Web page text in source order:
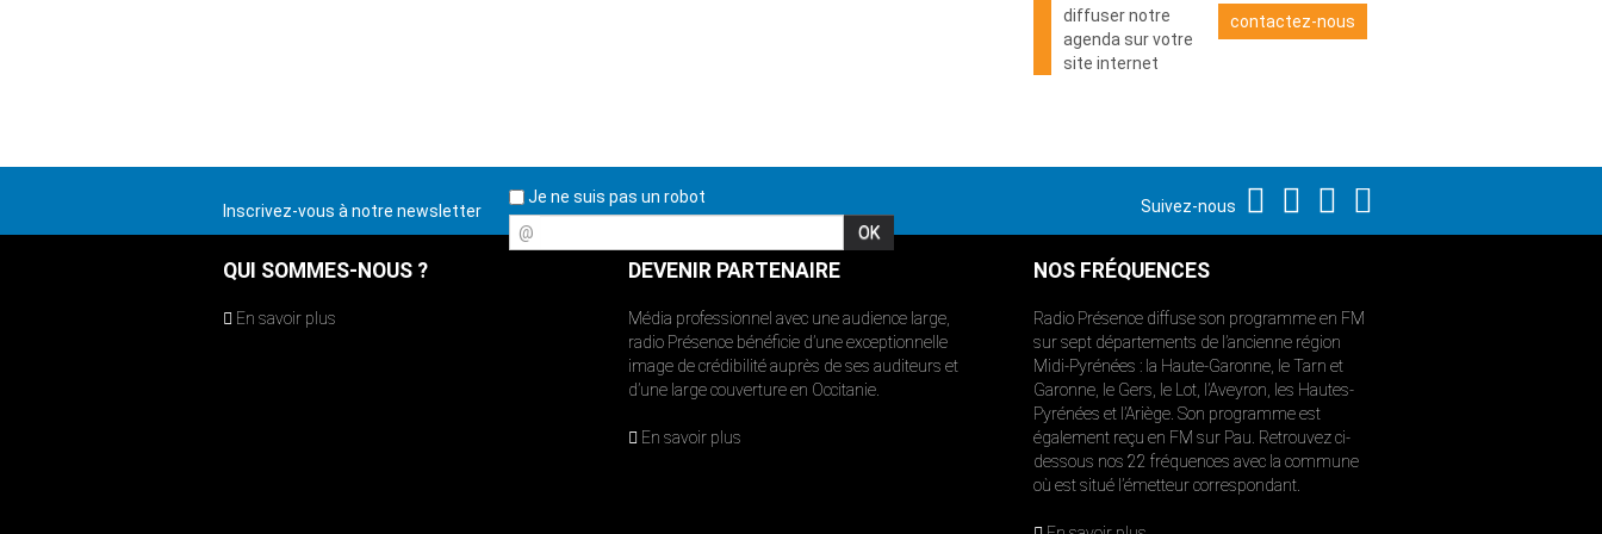
diffuser notre
agenda sur votre
site internet
contactez-nous
Inscrivez-vous à notre newsletter
Je ne suis pas un robot
@
Suivez-nous
QUI SOMMES-NOUS ?
En savoir plus
DEVENIR PARTENAIRE
Média professionnel avec une audience large,
radio Présence bénéficie d’une exceptionnelle
image de crédibilité auprès de ses auditeurs et
d’une large couverture en Occitanie.
En savoir plus
NOS FRÉQUENCES
Radio Présence diffuse son programme en FM
sur sept départements de l’ancienne région
Midi-Pyrénées : la Haute-Garonne, le Tarn et
Garonne, le Gers, le Lot, l’Aveyron, les Hautes-
Pyrénées et l’Ariège. Son programme est
également reçu en FM sur Pau. Retrouvez ci-
dessous nos 22 fréquences avec la commune
où est situé l’émetteur correspondant.